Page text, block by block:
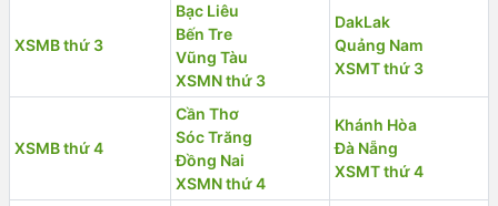
XSMB thứ 3
Bạc Liêu
Bến Tre
Vũng Tàu
XSMN thứ 3
DakLak
Quảng Nam
XSMT thứ 3
XSMB thứ 4
Cần Thơ
Sóc Trăng
Đồng Nai
XSMN thứ 4
Khánh Hòa
Đà Nẵng
XSMT thứ 4